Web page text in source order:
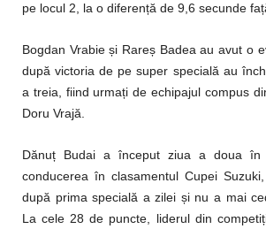
pe locul 2, la o diferență de 9,6 secunde
Bogdan Vrabie și Rareș Badea au avut o
după victoria de pe super specială au
a treia, fiind urmați de echipajul compus
Doru Vrajă.
Dănuț Budai a început ziua a doua
conducerea în clasamentul Cupei
după prima specială a zilei și nu a mai
La cele 28 de puncte, liderul din